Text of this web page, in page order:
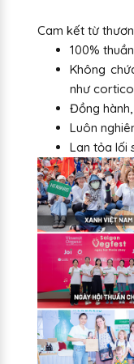
Cam kết từ
100%
Không
như
Đồng
Luôn
Lan tỏa lối